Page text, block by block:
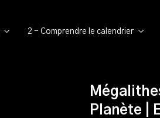
2 - Comprendre le calendrier
Planète |